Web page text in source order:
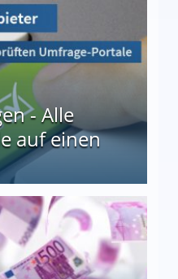
- Alle
auf einen